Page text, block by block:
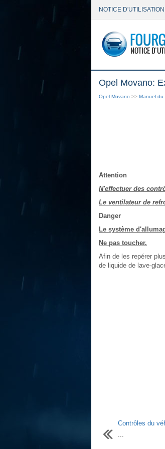
NOTICE D'UTILISATION
Opel Movano:
Opel Movano >> Manuel du
Attention
N'effectuer des
Le ventilateur de
Danger
Le système
Ne pas toucher.
Afin de les repérer
de liquide de lave-
Contrôles du
...